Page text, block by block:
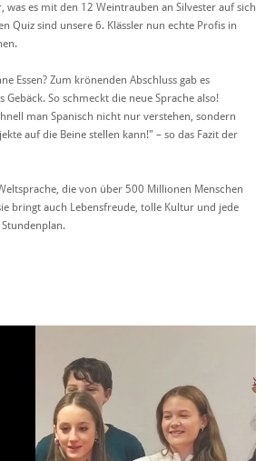
was es mit den 12 Weintrauben an Silvester auf sich
Quiz sind unsere 6. Klässler nun echte Profis in
Essen? Zum krönenden Abschluss gab es
Gebäck. So schmeckt die neue Sprache also!
man Spanisch nicht nur verstehen, sondern
auf die Beine stellen kann!" – so das Fazit der
die von über 500 Millionen Menschen
bringt auch Lebensfreude, tolle Kultur und jede